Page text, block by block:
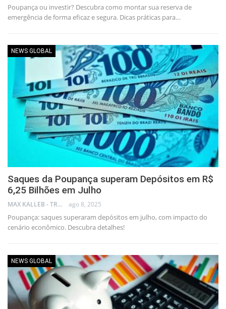
Poupança ou investir? Descubra como montar sua reserva de
emergência de forma eficaz e segura. Dicas práticas para…
NEWS GLOBAL
Saques da Poupança superam Depósitos em R$
6,25 Bilhões em Julho
MAX KALLEB - TRADER ago 8, 2025
Poupança: saques superaram depósitos em julho, com impacto do
cenário econômico. Descubra detalhes!
NEWS GLOBAL